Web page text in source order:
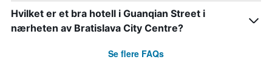
Hvilket er et bra hotell i Guanqian Street i
nærheten av Bratislava City Centre?
Se flere FAQs